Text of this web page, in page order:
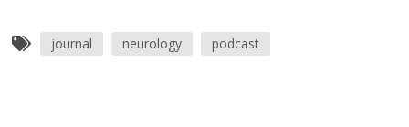
journal neurology podcast